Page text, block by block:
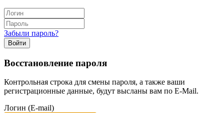
Забыли пароль?
Войти
Восстановление пароля
Контрольная строка для смены пароля, а также ваши
регистрационные данные, будут высланы вам по E-Mail.
Логин (E-mail)